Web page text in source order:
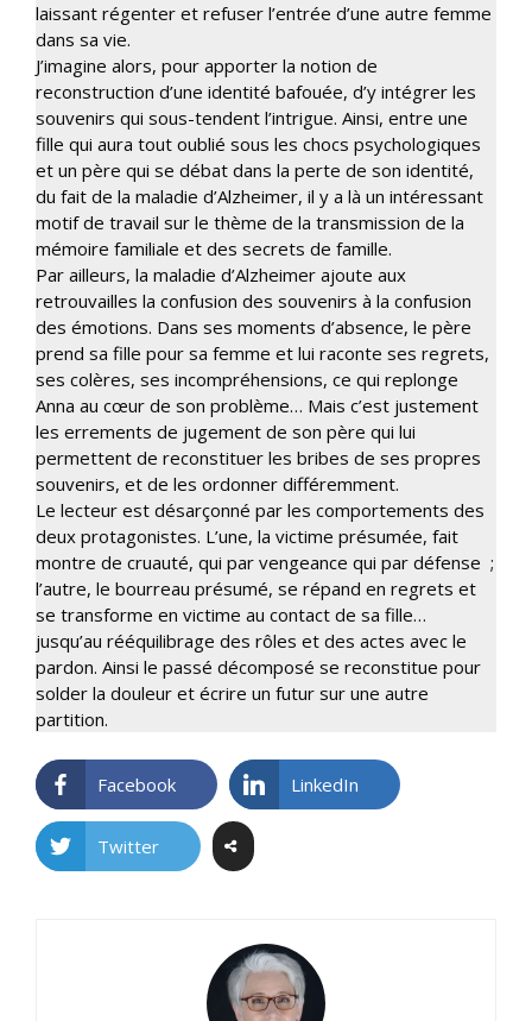
laissant régenter et refuser l’entrée d’une autre femme
dans sa vie.
J’imagine alors, pour apporter la notion de
reconstruction d’une identité bafouée, d’y intégrer les
souvenirs qui sous-tendent l’intrigue. Ainsi, entre une
fille qui aura tout oublié sous les chocs psychologiques
et un père qui se débat dans la perte de son identité,
du fait de la maladie d’Alzheimer, il y a là un intéressant
motif de travail sur le thème de la transmission de la
mémoire familiale et des secrets de famille.
Par ailleurs, la maladie d’Alzheimer ajoute aux
retrouvailles la confusion des souvenirs à la confusion
des émotions. Dans ses moments d’absence, le père
prend sa fille pour sa femme et lui raconte ses regrets,
ses colères, ses incompréhensions, ce qui replonge
Anna au cœur de son problème… Mais c’est justement
les errements de jugement de son père qui lui
permettent de reconstituer les bribes de ses propres
souvenirs, et de les ordonner différemment.
Le lecteur est désarçonné par les comportements des
deux protagonistes. L’une, la victime présumée, fait
montre de cruauté, qui par vengeance qui par défense ;
l’autre, le bourreau présumé, se répand en regrets et
se transforme en victime au contact de sa fille…
jusqu’au rééquilibrage des rôles et des actes avec le
pardon. Ainsi le passé décomposé se reconstitue pour
solder la douleur et écrire un futur sur une autre
partition.
Facebook LinkedIn
Twitter